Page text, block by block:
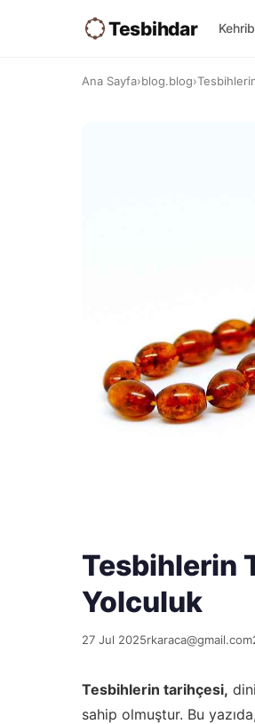
Tesbihdar
Ana Sayfa›blog.blog›
Tesbihlerin
Yolculuk
27 Jul 2025rkaraca@gmail.com
Tesbihlerin tarihçesi,
sahip olmuştur. Bu